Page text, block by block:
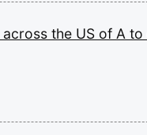
across the US of A to